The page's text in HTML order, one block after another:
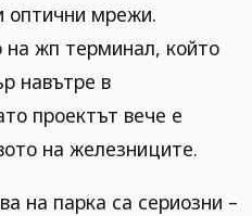
оптични мрежи.
жп терминал, който
навътре в
проектът вече е
на железниците.
на парка са сериозни –